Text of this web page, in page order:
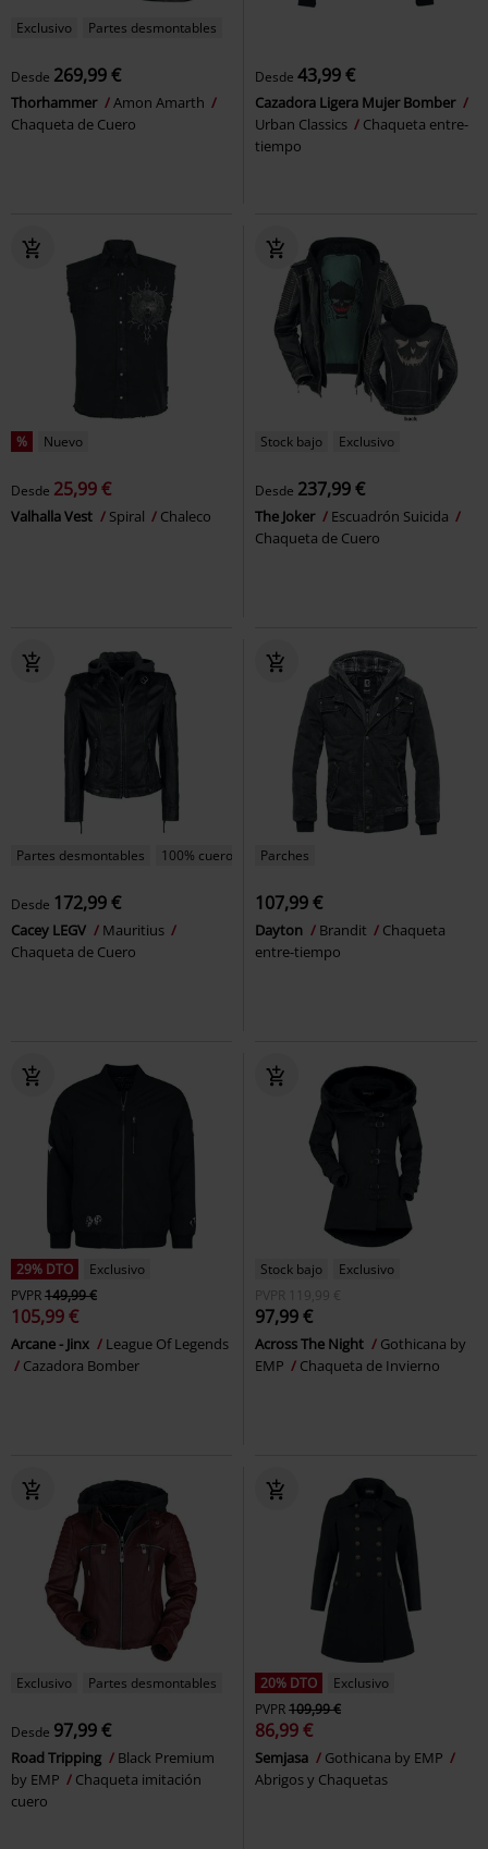
Exclusivo Partes desmontables
Desde 269,99 €
Thorhammer
Amon Amarth
Chaqueta de Cuero
Desde 43,99 €
Cazadora Ligera Mujer Bomber
Urban Classics
Chaqueta entre-
tiempo
% Nuevo
Desde 25,99 €
Valhalla Vest Spiral Chaleco
Stock bajo Exclusivo
Desde 237,99 €
The Joker
Escuadrón Suicida
Chaqueta de Cuero
Partes desmontables 100% cuero
Desde 172,99 €
Cacey LEGV
Mauritius
Chaqueta de Cuero
Parches
107,99 €
Dayton Brandit
Chaqueta
entre-tiempo
29% DTO
Exclusivo
PVPR149,99 €
105,99 €
Arcane - Jinx
League Of Legends
Cazadora Bomber
Stock bajo
Exclusivo
PVPR 119,99 €
97,99 €
Across The Night
Gothicana by
EMP
Chaqueta de Invierno
Exclusivo Partes desmontables
Desde 97,99 €
Road Tripping
Black Premium
by EMP
Chaqueta imitación
cuero
20% DTO
Exclusivo
PVPR109,99 €
86,99 €
Semjasa
Gothicana by EMP
Abrigos y Chaquetas